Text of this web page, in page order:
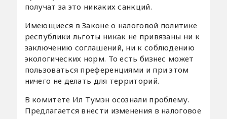
получат за это никаких санкций.
Имеющиеся в Законе о налоговой политике
республики льготы никак не привязаны ни к
заключению соглашений, ни к соблюдению
экологических норм. То есть бизнес может
пользоваться преференциями и при этом
ничего не делать для территорий.
В комитете Ил Тумэн осознали проблему.
Предлагается внести изменения в налоговое